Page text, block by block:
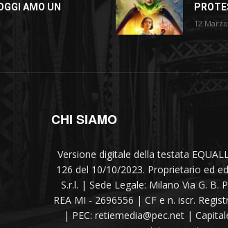
AMO UN
12
CHI SIAMO
Versione digitale della testata
126 del 10/10/2023. Proprietario ed
S.r.l. | Sede Legale: Milano Via G. B.
REA MI - 2696556 | CF e n. iscr.
| PEC: retiemedia@pec.net |